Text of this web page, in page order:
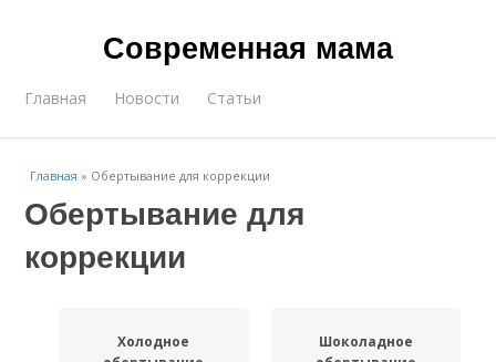
Современная мама
Главная Новости Статьи
Главная » Обертывание для коррекции
Обертывание для
коррекции
Холодное
Шоколадное